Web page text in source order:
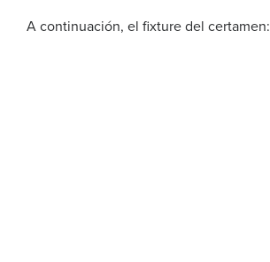
A continuación, el fixture del certamen: